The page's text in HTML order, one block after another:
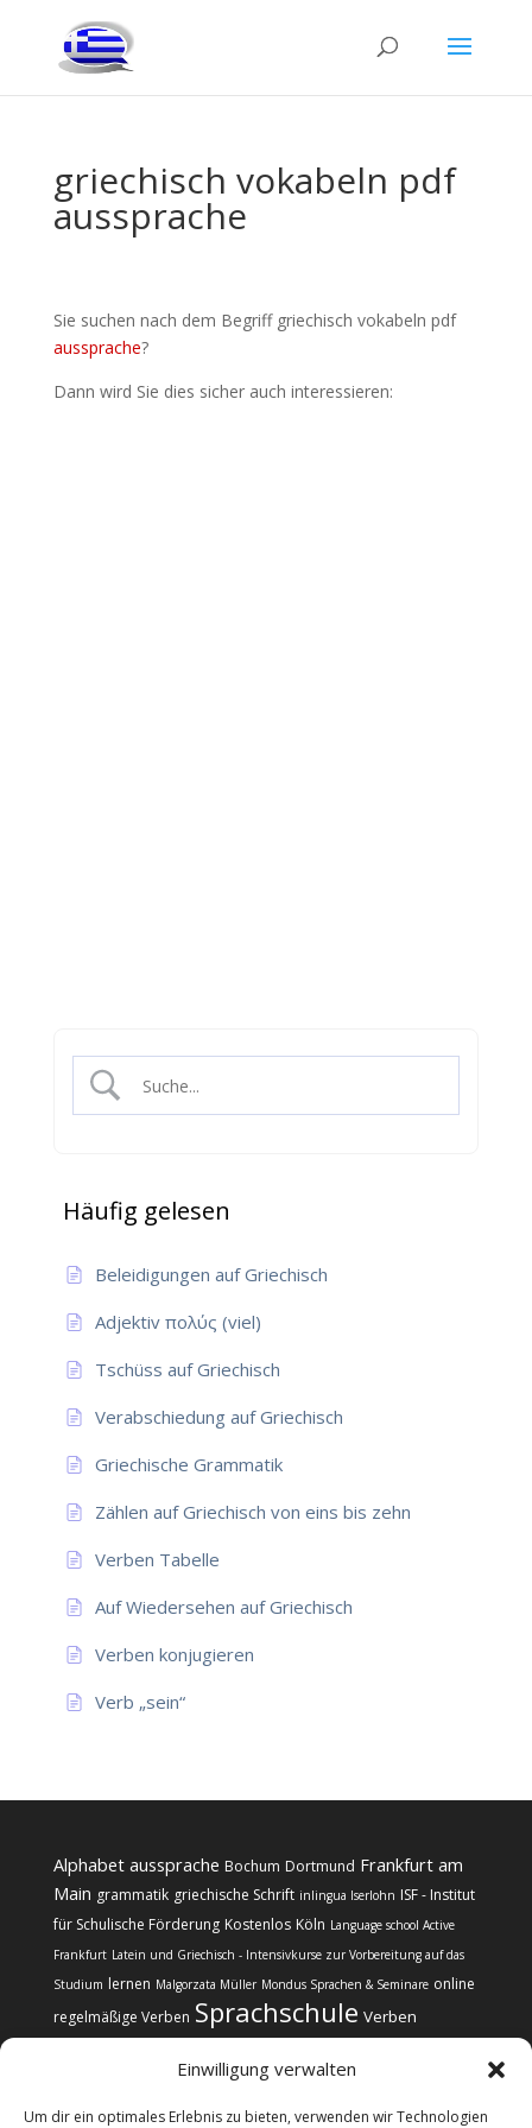
Einwilligung verwalten
Um dir ein optimales Erlebnis zu bieten, verwenden wir Technologien
griechisch vokabeln pdf
aussprache
Sie suchen nach dem Begriff griechisch vokabeln pdf
aussprache?
Dann wird Sie dies sicher auch interessieren:
Häufig gelesen
Beleidigungen auf Griechisch
Adjektiv πολύς (viel)
Tschüss auf Griechisch
Verabschiedung auf Griechisch
Griechische Grammatik
Zählen auf Griechisch von eins bis zehn
Verben Tabelle
Auf Wiedersehen auf Griechisch
Verben konjugieren
Verb „sein“
Alphabet aussprache Bochum Dortmund Frankfurt am
Main grammatik griechische Schrift inlingua Iserlohn ISF - Institut
für Schulische Förderung Kostenlos Köln Language school Active
Frankfurt Latein und Griechisch - Intensivkurse zur Vorbereitung auf das
Studium lernen Malgorzata Müller Mondus Sprachen & Seminare online
regelmäßige Verben Sprachschule Verben